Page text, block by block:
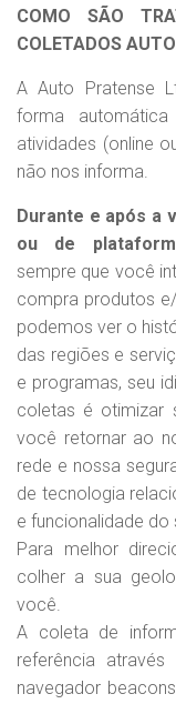
COMO SÃO
COLETADOS
A Auto Pratense
forma
atividades (online
não nos informa.
Durante e após a
ou de
sempre que você
compra produtos
podemos ver o
das regiões e
e programas, seu
coletas é otimizar
você retornar ao
rede e nossa
de tecnologia
e funcionalidade do
Para melhor
colher a sua
você.
A coleta de
referência
navegador